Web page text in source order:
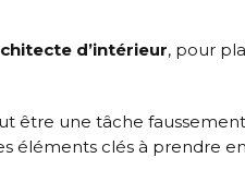
d’intérieur, pour
être une tâche
éléments clés à prendre